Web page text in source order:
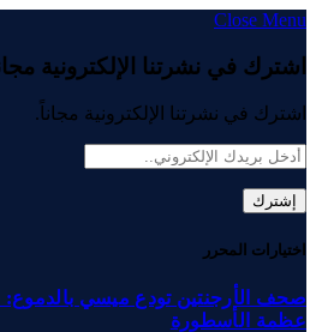
Close Menu
اشترك في نشرتنا الإلكترونية
اشترك في نشرتنا الإلكترونية مجاناً.
اختيارات المحرر
صحف الأرجنتين تودع ميسي
عظمة الأسطورة